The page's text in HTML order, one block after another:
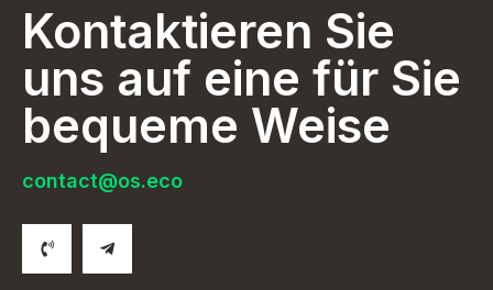
Kontaktieren Sie
uns auf eine für Sie
bequeme Weise
contact@os.eco